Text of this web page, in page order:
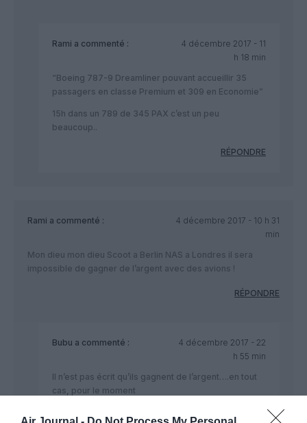
Rami a commenté :
4 décembre 2017 - 11
h 18 min
“Boeing 787-9 Dreamliner pouvant accueillir 35
passagers en classe Premium et 309 en Economie”
15h dans un 789 de 345 PAX c’est un peu
beaucoup..
RÉPONDRE
Rami a commenté :
4 décembre 2017 - 10 h 31
min
Mon dieu mon dieu Scoot a Berlin NAS a Londres il sera
impossible de gagner de l’argent avec des avions !
RÉPONDRE
Bubu a commenté :
4 décembre 2017 - 22
h 55 min
Il n’est pas écrit qu’ils gagnent de l’argent….en tout
cas, pour le moment
RÉPONDRE